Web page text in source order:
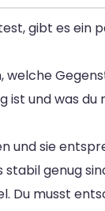
gibt es ein
ist und was
und sie
genug
Du musst